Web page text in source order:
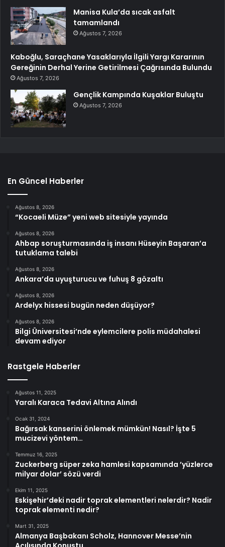
Manisa Kula’da sıcak asfalt
tamamlandı
Ağustos 7, 2026
Kaboğlu, Saraçhane Yasaklarıyla İlgili Yargı Kararının
Gereğinin Derhal Yerine Getirilmesi Çağrısında Bulundu
Ağustos 7, 2026
Gençlik Kampında Kuşaklar Buluştu
Ağustos 7, 2026
En Güncel Haberler
Ağustos 8, 2026
“Kocaeli Müze” yeni web sitesiyle yayında
Ağustos 8, 2026
Ahbap soruşturmasında iş insanı Hüseyin Başaran’a
tutuklama talebi
Ağustos 8, 2026
Ankara’da uyuşturucu ve fuhuş 8 gözaltı
Ağustos 8, 2026
Ardelyx hissesi bugün neden düşüyor?
Ağustos 8, 2026
Bilgi Üniversitesi’nde eylemcilere polis müdahalesi
devam ediyor
Rastgele Haberler
Ağustos 11, 2025
Yaralı Karaca Tedavi Altına Alındı
Ocak 31, 2024
Bağırsak kanserini önlemek mümkün! Nasıl? İşte 5
mucizevi yöntem…
Temmuz 16, 2025
Zuckerberg süper zeka hamlesi kapsamında ’yüzlerce
milyar dolar’ sözü verdi
Ekim 11, 2025
Eskişehir’deki nadir toprak elementleri nelerdir? Nadir
toprak elementi nedir?
Mart 31, 2025
Almanya Başbakanı Scholz, Hannover Messe’nin